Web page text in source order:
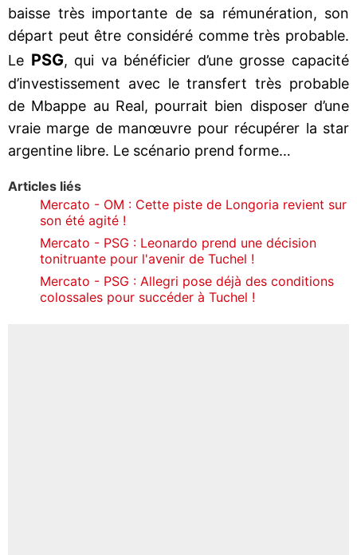
baisse très importante de sa rémunération, son
départ peut être considéré comme très probable.
Le PSG, qui va bénéficier d’une grosse capacité
d’investissement avec le transfert très probable
de Mbappe au Real, pourrait bien disposer d’une
vraie marge de manœuvre pour récupérer la star
argentine libre. Le scénario prend forme…
Articles liés
Mercato - OM : Cette piste de Longoria revient sur
son été agité !
Mercato - PSG : Leonardo prend une décision
tonitruante pour l'avenir de Tuchel !
Mercato - PSG : Allegri pose déjà des conditions
colossales pour succéder à Tuchel !